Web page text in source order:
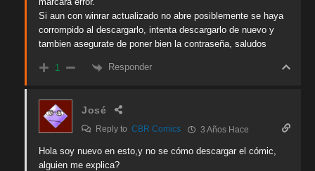
Si aun con winrar actualizado no abre posiblemente se haya
corrompido al descargarlo, intenta descargarlo de nuevo y
tambien asegurate de poner bien la contraseña, saludos
1 Responder
José
Reply to CBR Comics 3 Años Hace
Hola soy nuevo en esto,y no se cómo descargar el cómic,
alguien me explica?